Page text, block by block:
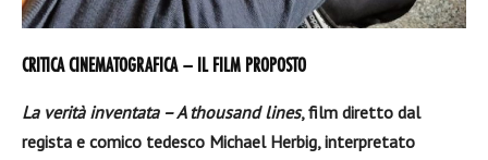
CRITICA CINEMATOGRAFICA – IL FILM PROPOSTO
La verità inventata – A thousand lines, film diretto dal
regista e comico tedesco Michael Herbig, interpretato